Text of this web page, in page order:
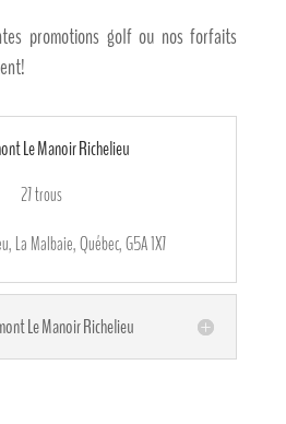
promotions golf ou nos forfaits
Le Manoir Richelieu
27 trous
La Malbaie, Québec, G5A 1X7
Le Manoir Richelieu